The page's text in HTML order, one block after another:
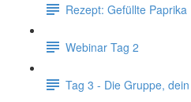
Rezept: Gefüllte Paprika
Webinar Tag 2
Tag 3 - Die Gruppe,